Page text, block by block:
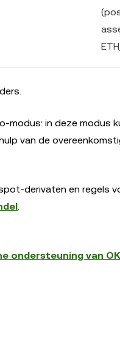
modus: in deze modus
van de
derivaten en regels
.
ondersteuning van